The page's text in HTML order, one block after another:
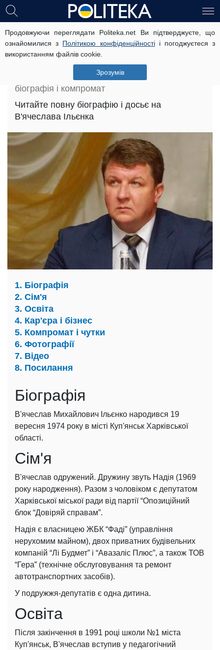
Продовжуючи переглядати Politeka.net Ви підтверджуєте, що
ознайомилися з Політикою конфіденційностіі погоджуєтеся з
використанням файлів cookie.
Зрозумів
Ільєнко В'ячеслав Михайлович: досьє,
біографія і компромат
Досьє
Ільєнко В'ячеслав Михайлович: досьє,
біографія і компромат
Читайте повну біографію і досьє на
В'ячеслава Ільєнка
1. Біографія
2. Сім'я
3. Освіта
4. Кар'єра і бізнес
5. Компромат і чутки
6. Фотографії
7. Відео
8. Посилання
Біографія
В'ячеслав Михайлович Ільєнко народився 19
вересня 1974 року в місті Куп'янськ Харківської
області.
Сім'я
В'ячеслав одружений. Дружину звуть Надія (1969
року народження). Разом з чоловіком є депутатом
Харківської міської ради від партії “Опозиційний
блок “Довіряй справам”.
Надія є власницею ЖБК “Фаді” (управління
нерухомим майном), двох приватних будівельних
компаній “Лі Будмет” і “Авазаліс Плюс”, а також ТОВ
“Гера” (технічне обслуговування та ремонт
автотранспортних засобів).
У подружжя-депутатів є одна дитина.
Освіта
Після закінчення в 1991 році школи №1 міста
Куп'янськ, В'ячеслав вступив у педагогічний